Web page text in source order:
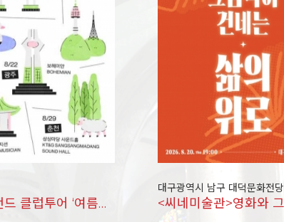
나상현씨밴드 클럽투어 ‘여름빛 2026’
대구광역시 남구 대덕문화전당